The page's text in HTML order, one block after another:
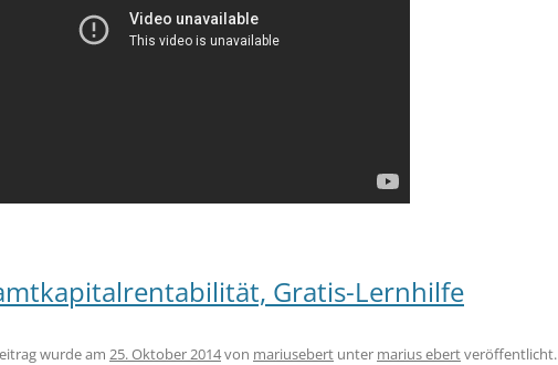
Gratis-Lernhilfe
wurde am 25. Oktober 2014von mariusebert unter marius ebertveröffentlicht.